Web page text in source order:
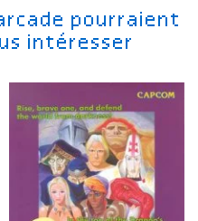
pourraient
intéresser